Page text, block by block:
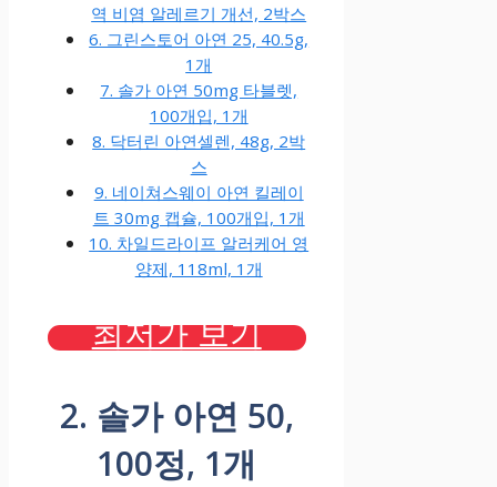
역 비염 알레르기 개선, 2박스
6. 그린스토어 아연 25, 40.5g,
1개
7. 솔가 아연 50mg 타블렛,
100개입, 1개
8. 닥터린 아연셀렌, 48g, 2박
스
9. 네이쳐스웨이 아연 킬레이
트 30mg 캡슐, 100개입, 1개
10. 차일드라이프 알러케어 영
양제, 118ml, 1개
최저가 보기
2. 솔가 아연 50,
100정, 1개